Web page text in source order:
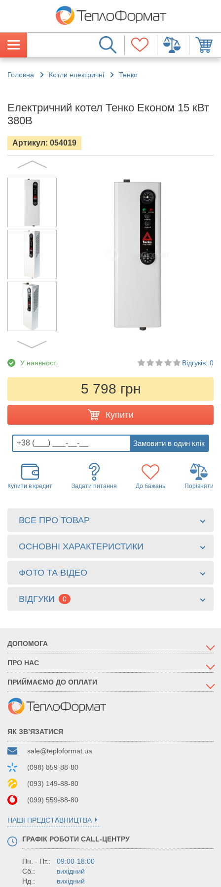
Головна Котли електричні Тенко
Електричний котел Тенко Економ 15 кВт
380В
Артикул: 054019
У наявності Відгуків: 0
5 798 грн
Купити
Купити в кредит Задати питання До бажань Порівняти
ВСЕ ПРО ТОВАР
ОСНОВНІ ХАРАКТЕРИСТИКИ
ФОТО ТА ВІДЕО
ВІДГУКИ 0
ДОПОМОГА
ПРО НАС
ПРИЙМАЄМО ДО ОПЛАТИ
ЯК ЗВ’ЯЗАТИСЯ
sale@teploformat.ua
(098) 859-88-80
(093) 149-88-80
(099) 559-88-80
НАШІ ПРЕДСТАВНИЦТВА
ГРАФІК РОБОТИ CALL-ЦЕНТРУ
Пн. - Пт.:
09:00-18:00
Сб.:
вихідний
Нд.:
вихідний